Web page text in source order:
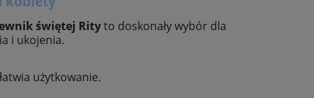
świętej Rityto doskonały wybór dla
i ukojenia.
użytkowanie.